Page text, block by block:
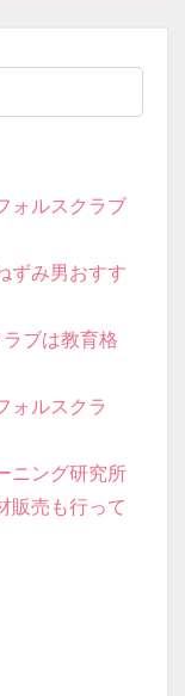
ォルスクラブ
ずみ男おすす
ブは教育格
ォルスクラ
ニング研究所
販売も行って